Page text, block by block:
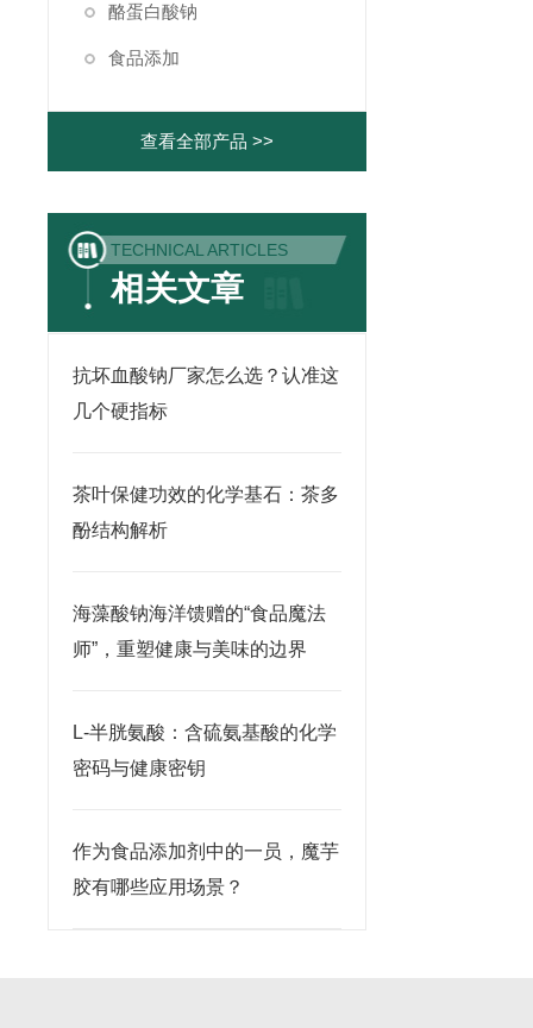
酪蛋白酸钠
食品添加
查看全部产品 >>
TECHNICAL ARTICLES
相关文章
抗坏血酸钠厂家怎么选？认准这
几个硬指标
茶叶保健功效的化学基石：茶多
酚结构解析
海藻酸钠海洋馈赠的“食品魔法
师”，重塑健康与美味的边界
L-半胱氨酸：含硫氨基酸的化学
密码与健康密钥
作为食品添加剂中的一员，魔芋
胶有哪些应用场景？